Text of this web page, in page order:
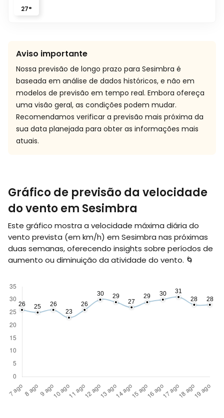
27°
Aviso importante
Nossa previsão de longo prazo para Sesimbra é
baseada em análise de dados históricos, e não em
modelos de previsão em tempo real. Embora ofereça
uma visão geral, as condições podem mudar.
Recomendamos verificar a previsão mais próxima da
sua data planejada para obter as informações mais
atuais.
Gráfico de previsão da velocidade
do vento em Sesimbra
Este gráfico mostra a velocidade máxima diária do
vento prevista (em km/h) em Sesimbra nas próximas
duas semanas, oferecendo insights sobre períodos de
aumento ou diminuição da atividade do vento. 🌀